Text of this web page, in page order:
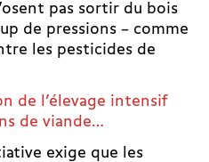
pas sortir du bois
de pressions – comme
les pesticides de
de l’élevage intensif
de viande…
exige que les